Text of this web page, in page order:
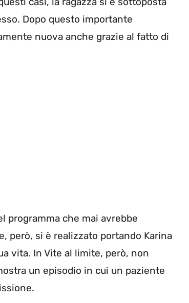
Dopo questo importante
nuova anche grazie al fatto di
programma che mai avrebbe
però, si è realizzato portando Karina
vita. In Vite al limite, però, non
un episodio in cui un paziente